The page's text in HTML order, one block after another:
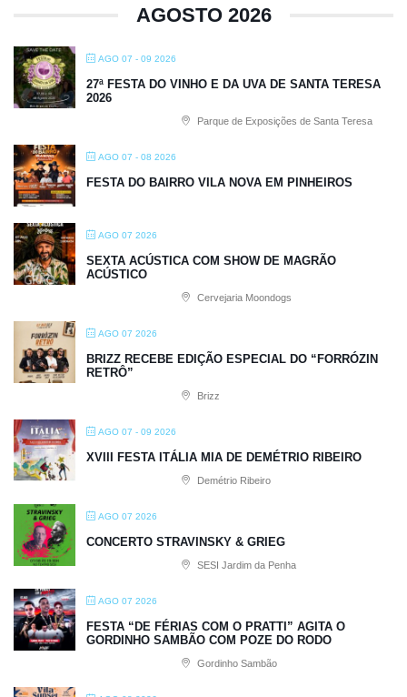
AGOSTO 2026
AGO 07 - 09 2026
27ª FESTA DO VINHO E DA UVA DE SANTA TERESA
2026
Parque de Exposições de Santa Teresa
AGO 07 - 08 2026
FESTA DO BAIRRO VILA NOVA EM PINHEIROS
AGO 07 2026
SEXTA ACÚSTICA COM SHOW DE MAGRÃO
ACÚSTICO
Cervejaria Moondogs
AGO 07 2026
BRIZZ RECEBE EDIÇÃO ESPECIAL DO “FORRÓZIN
RETRÔ”
Brizz
AGO 07 - 09 2026
XVIII FESTA ITÁLIA MIA DE DEMÉTRIO RIBEIRO
Demétrio Ribeiro
AGO 07 2026
CONCERTO STRAVINSKY & GRIEG
SESI Jardim da Penha
AGO 07 2026
FESTA “DE FÉRIAS COM O PRATTI” AGITA O
GORDINHO SAMBÃO COM POZE DO RODO
Gordinho Sambão